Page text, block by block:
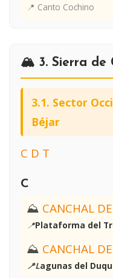
📍 Canto Cochino
🏔️ 3. Sierra de
3.1. Sector
Béjar
C D T
C
⛰ CANCHAL
📍Plataforma del
⛰ CANCHAL
📍Lagunas del